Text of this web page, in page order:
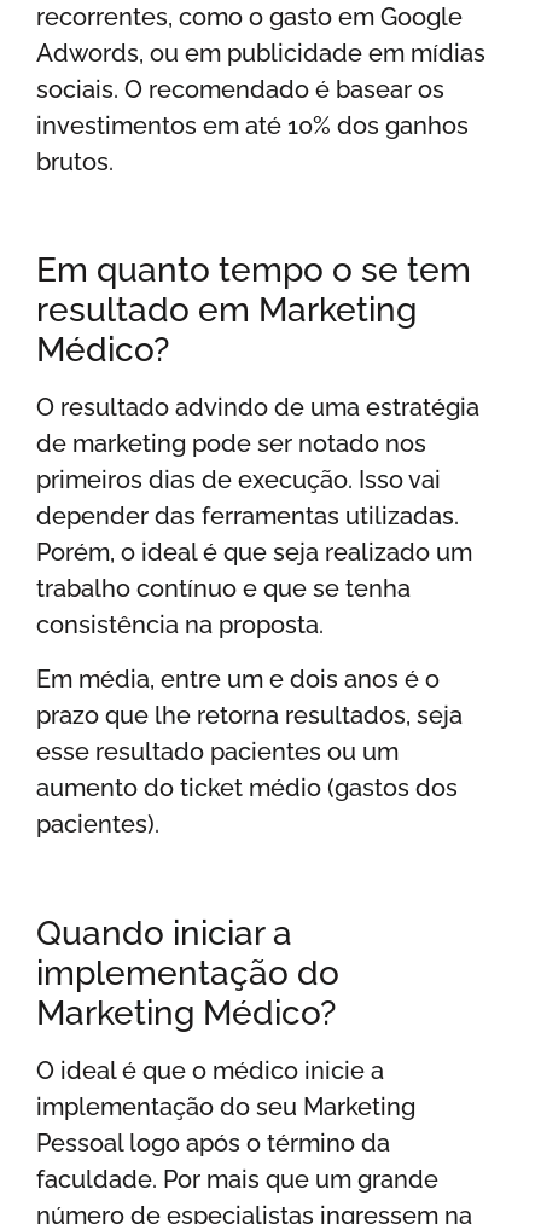
recorrentes, como o gasto em Google
Adwords, ou em publicidade em mídias
sociais. O recomendado é basear os
investimentos em até 10% dos ganhos
brutos.
Em quanto tempo o se tem
resultado em Marketing
Médico?
O resultado advindo de uma estratégia
de marketing pode ser notado nos
primeiros dias de execução. Isso vai
depender das ferramentas utilizadas.
Porém, o ideal é que seja realizado um
trabalho contínuo e que se tenha
consistência na proposta.
Em média, entre um e dois anos é o
prazo que lhe retorna resultados, seja
esse resultado pacientes ou um
aumento do ticket médio (gastos dos
pacientes).
Quando iniciar a
implementação do
Marketing Médico?
O ideal é que o médico inicie a
implementação do seu Marketing
Pessoal logo após o término da
faculdade. Por mais que um grande
número de especialistas ingressem na